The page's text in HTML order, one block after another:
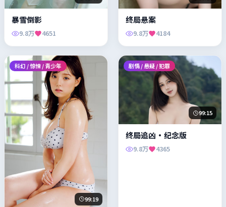
暴雪倒影
9.8万 4651
终局悬案
9.8万 4184
科幻 / 惊悚 / 青少年
99:19
剧情 / 悬疑 / 犯罪
99:15
终局追凶·纪念版
9.8万 4365